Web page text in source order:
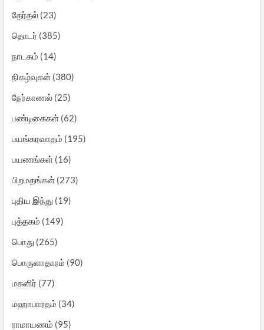
தேர்தல்(23)
தொடர் (385)
நாடகம் (14)
நிகழ்வுகள்(380)
நேர்காணல்(25)
பண்டிகைகள்(62)
பயங்கரவாதம் (195)
பயணங்கள்(16)
பிறமதங்கள்(273)
புதிய இந்து (19)
புத்தகம் (149)
பொது (265)
பொருளாதாரம் (90)
மகளிர் (77)
மஹாபாரதம் (34)
ராமாயணம் (95)